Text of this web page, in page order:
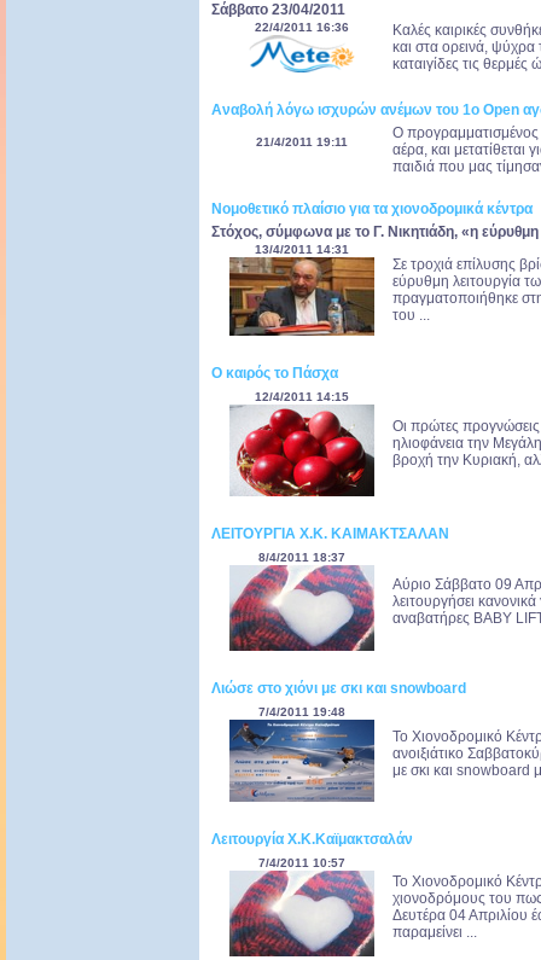
Σάββατο 23/04/2011
22/4/2011 16:36
Καλές καιρικές
και στα ορεινά, ψύχρα
καταιγίδες τις
Αναβολή λόγω ισχυρών ανέμων του 1ο Open
21/4/2011 19:11
Ο
αέρα, και μετατίθεται
παιδιά που μας
Νομοθετικό πλαίσιο για τα χιονοδρομικά κέντρα
Στόχος, σύμφωνα με το Γ. Νικητιάδη, «η εύρυθμη
13/4/2011 14:31
Σε τροχιά επίλυσης
εύρυθμη λειτουργία
πραγματοποιήθηκε
του ...
Ο καιρός το Πάσχα
12/4/2011 14:15
Οι πρώτες
ηλιοφάνεια την
βροχή την Κυριακή,
ΛΕΙΤΟΥΡΓΙΑ Χ.Κ. ΚΑΙΜΑΚΤΣΑΛΑΝ
8/4/2011 18:37
Αύριο Σάββατο 09
λειτουργήσει
αναβατήρες BABY
Λιώσε στο χιόνι με σκι και snowboard
7/4/2011 19:48
Το Χιονοδρομικό
ανοιξιάτικο
με σκι και snowboard
Λειτουργία Χ.Κ.Καϊμακτσαλάν
7/4/2011 10:57
Το Χιονοδρομικό
χιονοδρόμους του πως
Δευτέρα 04 Απριλίου
παραμείνει ...